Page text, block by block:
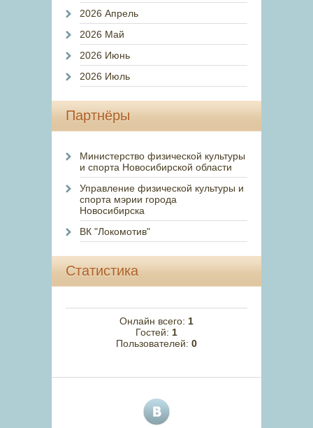
2026 Апрель
2026 Май
2026 Июнь
2026 Июль
Партнёры
Министерство физической культуры
и спорта Новосибирской области
Управление физической культуры и
спорта мэрии города
Новосибирска
ВК "Локомотив"
Статистика
Онлайн всего: 1
Гостей: 1
Пользователей: 0